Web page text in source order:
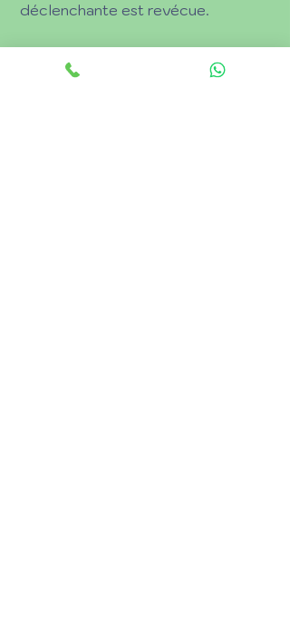
déclenchante est revécue.
On vit une expansion de